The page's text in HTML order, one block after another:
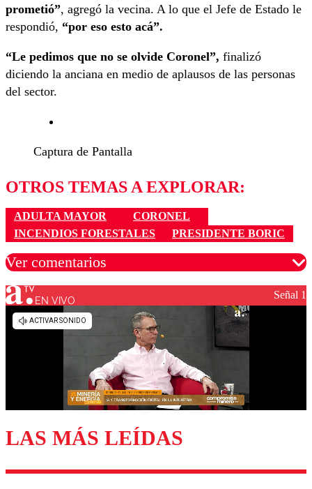
prometió”, agregó la vecina. A lo que el Jefe de Estado le
respondió, “por eso esto acá”.
“Le pedimos que no se olvide Coronel”, finalizó
diciendo la anciana en medio de aplausos de las personas
del sector.
Captura de Pantalla
OTROS TEMAS A EXPLORAR:
ADULTA MAYOR
CORONEL
INCENDIOS FORESTALES
PRESIDENTE BORIC
Ver comentarios
Los comentarios son moderados para garantizar un
diálogo respetuoso.
Enviar comentario
EN VIVO Señal 1
LAS MÁS LEÍDAS